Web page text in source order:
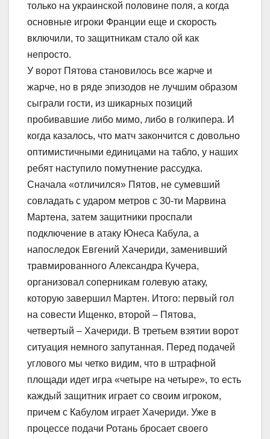
только на украинской половине поля, а когда
основные игроки Франции еще и скорость
включили, то защитникам стало ой как
непросто.
У ворот Пятова становилось все жарче и
жарче, но в ряде эпизодов не лучшим образом
сыграли гости, из шикарных позиций
пробивавшие либо мимо, либо в голкипера. И
когда казалось, что матч закончится с довольно
оптимистичными единицами на табло, у наших
ребят наступило помутнение рассудка.
Сначала «отличился» Пятов, не сумевший
совладать с ударом метров с 30-ти Марвина
Мартена, затем защитники проспали
подключение в атаку Юнеса Кабула, а
напоследок Евгений Хачериди, заменивший
травмированного Александра Кучера,
организовал соперникам голевую атаку,
которую завершил Мартен. Итого: первый гол
на совести Ищенко, второй – Пятова,
четвертый – Хачериди. В третьем взятии ворот
ситуация немного запутанная. Перед подачей
углового мы четко видим, что в штрафной
площади идет игра «четыре на четыре», то есть
каждый защитник играет со своим игроком,
причем с Кабулом играет Хачериди. Уже в
процессе подачи Ротань бросает своего